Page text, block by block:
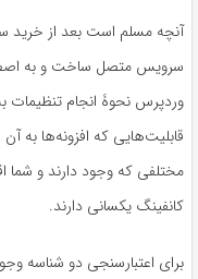
آنچه مسلم است بعد از خرید
وردپرس نحوۀ انجام تنظیمات
قابلیت‌هایی که افزونه‌ها به
مختلفی که وجود دارند و شما
کانفینگ یکسانی دارند.
برای اعتبارسنجی دو شناسه